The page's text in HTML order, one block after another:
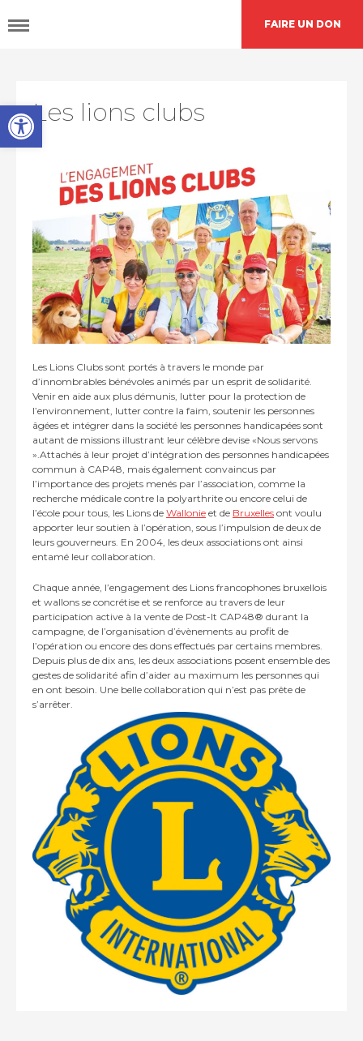
FAIRE UN DON
actions
Demande de financement
Contact
Actualités
Viva for Life
Les lions clubs
Les Lions Clubs sont portés à travers le monde par
d’innombrables bénévoles animés par un esprit de solidarité.
Venir en aide aux plus démunis, lutter pour la protection de
l’environnement, lutter contre la faim, soutenir les personnes
âgées et intégrer dans la société les personnes handicapées sont
autant de missions illustrant leur célèbre devise «Nous servons
».Attachés à leur projet d’intégration des personnes handicapées
commun à CAP48, mais également convaincus par
l’importance des projets menés par l’association, comme la
recherche médicale contre la polyarthrite ou encore celui de
l’école pour tous, les Lions de Wallonie et de Bruxelles ont voulu
apporter leur soutien à l’opération, sous l’impulsion de deux de
leurs gouverneurs. En 2004, les deux associations ont ainsi
entamé leur collaboration.
Chaque année, l’engagement des Lions francophones bruxellois
et wallons se concrétise et se renforce au travers de leur
participation active à la vente de Post-It CAP48® durant la
campagne, de l’organisation d’évènements au profit de
l’opération ou encore des dons effectués par certains membres.
Depuis plus de dix ans, les deux associations posent ensemble des
gestes de solidarité afin d’aider au maximum les personnes qui
en ont besoin. Une belle collaboration qui n’est pas prête de
s’arrêter.
Open toolbar